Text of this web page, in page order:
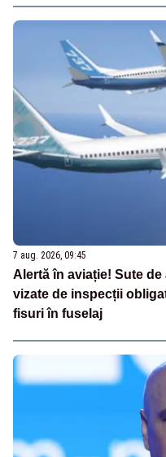
7 aug. 2026, 09:45
Alertă în aviație! Sute
vizate de inspecții
fisuri în fuselaj